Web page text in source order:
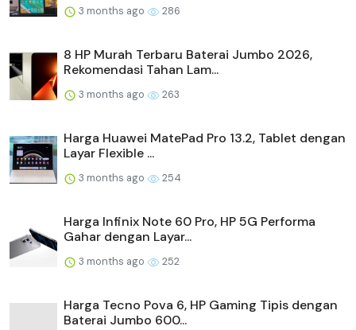
3 months ago 286
8 HP Murah Terbaru Baterai Jumbo 2026,
Rekomendasi Tahan Lam...
3 months ago 263
Harga Huawei MatePad Pro 13.2, Tablet dengan
Layar Flexible ...
3 months ago 254
Harga Infinix Note 60 Pro, HP 5G Performa
Gahar dengan Layar...
3 months ago 252
Harga Tecno Pova 6, HP Gaming Tipis dengan
Baterai Jumbo 600...